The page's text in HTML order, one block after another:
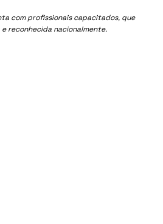
com profissionais capacitados, que
e reconhecida nacionalmente.